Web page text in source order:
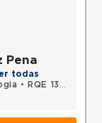
Pena
todas
•
RQE 133255 - Clínica médica